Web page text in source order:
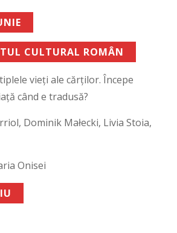
CULTURAL ROMÂN
vieți ale cărților. Începe
când e tradusă?
Dominik Małecki, Livia Stoia,
Onisei